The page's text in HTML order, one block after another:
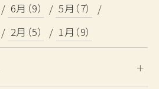
6月（9）
5月（7）
2月（5） 1月（9）